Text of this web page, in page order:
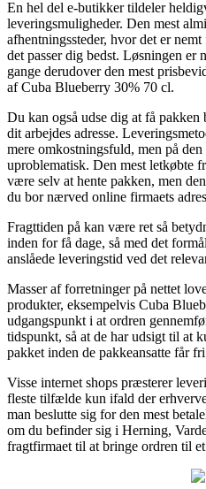
En hel del e-butikker tildeler
leveringsmuligheder. Den mest
afhentningssteder, hvor det er
det passer dig bedst. Løsningen er
gange derudover den mest
af Cuba Blueberry 30% 70 cl.
Du kan også udse dig at få
dit arbejdes adresse.
mere omkostningsfuld, men på
uproblematisk. Den mest letkøbte
være selv at hente pakken, men
du bor nærved online firmaets
Fragttiden på kan være ret så
inden for få dage, så med det
anslåede leveringstid ved det
Masser af forretninger på nettet
produkter, eksempelvis Cuba
udgangspunkt i at ordren
tidspunkt, så at de har udsigt til at
pakket inden de pakkeansatte får
Visse internet shops præsterer
fleste tilfælde kun ifald der
man beslutte sig for den mest
om du befinder sig i Herning,
fragtfirmaet til at bringe ordren til